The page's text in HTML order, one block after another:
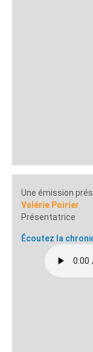
Une émission
Valérie Poirier
Présentatrice
Écoutez la